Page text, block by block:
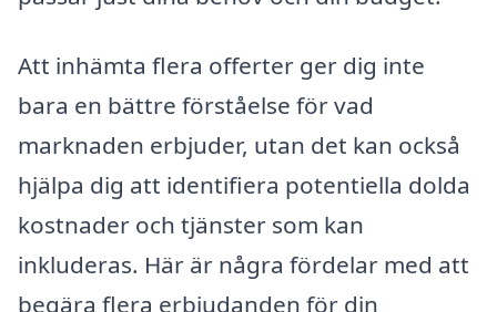
Att inhämta flera offerter ger dig inte
bara en bättre förståelse för vad
marknaden erbjuder, utan det kan också
hjälpa dig att identifiera potentiella dolda
kostnader och tjänster som kan
inkluderas. Här är några fördelar med att
begära flera erbjudanden för din